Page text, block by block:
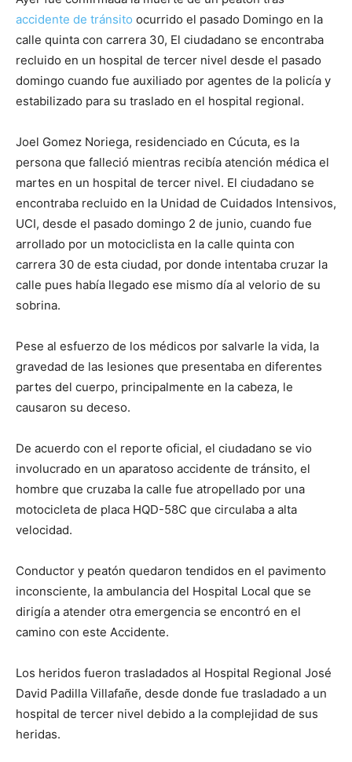
accidente de tránsito ocurrido el pasado Domingo en la
calle quinta con carrera 30, El ciudadano se encontraba
recluido en un hospital de tercer nivel desde el pasado
domingo cuando fue auxiliado por agentes de la policía y
estabilizado para su traslado en el hospital regional.
Joel Gomez Noriega, residenciado en Cúcuta, es la
persona que falleció mientras recibía atención médica el
martes en un hospital de tercer nivel. El ciudadano se
encontraba recluido en la Unidad de Cuidados Intensivos,
UCI, desde el pasado domingo 2 de junio, cuando fue
arrollado por un motociclista en la calle quinta con
carrera 30 de esta ciudad, por donde intentaba cruzar la
calle pues había llegado ese mismo día al velorio de su
sobrina.
Pese al esfuerzo de los médicos por salvarle la vida, la
gravedad de las lesiones que presentaba en diferentes
partes del cuerpo, principalmente en la cabeza, le
causaron su deceso.
De acuerdo con el reporte oficial, el ciudadano se vio
involucrado en un aparatoso accidente de tránsito, el
hombre que cruzaba la calle fue atropellado por una
motocicleta de placa HQD-58C que circulaba a alta
velocidad.
Conductor y peatón quedaron tendidos en el pavimento
inconsciente, la ambulancia del Hospital Local que se
dirigía a atender otra emergencia se encontró en el
camino con este Accidente.
Los heridos fueron trasladados al Hospital Regional José
David Padilla Villafañe, desde donde fue trasladado a un
hospital de tercer nivel debido a la complejidad de sus
heridas.